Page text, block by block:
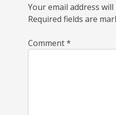
Your email address
Required fields are
Comment*